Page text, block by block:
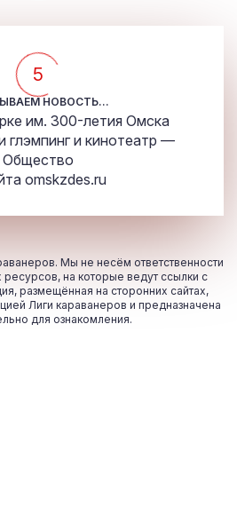
5
НОВОСТЬ...
им. 300-летия Омска
глэмпинг и кинотеатр —
Общество
omskzdes.ru
Мы не несём ответственности
на которые ведут ссылки с
размещённая на сторонних сайтах,
Лиги караванеров и предназначена
для ознакомления.